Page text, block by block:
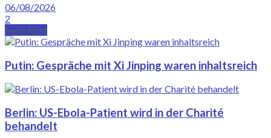
06/08/2026
2
Next Post
Putin: Gespräche mit Xi Jinping waren inhaltsreich
Berlin: US-Ebola-Patient wird in der Charité
behandelt